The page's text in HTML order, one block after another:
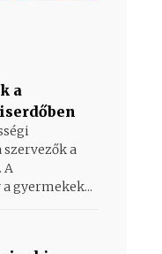
a
a
A
gyermekek...